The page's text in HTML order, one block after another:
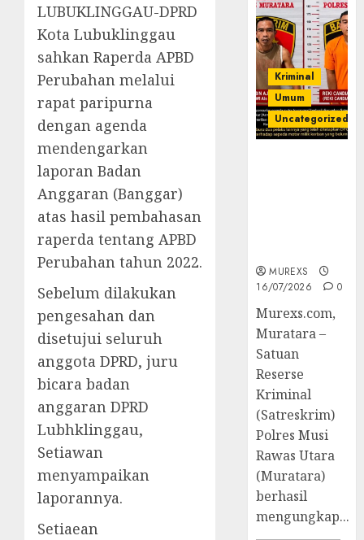
LUBUKLINGGAU-DPRD
Kota Lubuklinggau
sahkan Raperda APBD
Perubahan melalui
rapat paripurna
dengan agenda
mendengarkan
laporan Badan
Anggaran (Banggar)
atas hasil pembahasan
raperda tentang APBD
Perubahan tahun 2022.
Sebelum dilakukan
pengesahan dan
disetujui seluruh
anggota DPRD, juru
bicara badan
anggaran DPRD
Lubhklinggau,
Setiawan
menyampaikan
laporannya.
Setiaean
Kriminal
Umum
Uncategorized
MUREXS
16/07/2026
0
Murexs.com,
Muratara –
Satuan
Reserse
Kriminal
(Satreskrim)
Polres Musi
Rawas Utara
(Muratara)
berhasil
mengungkap...